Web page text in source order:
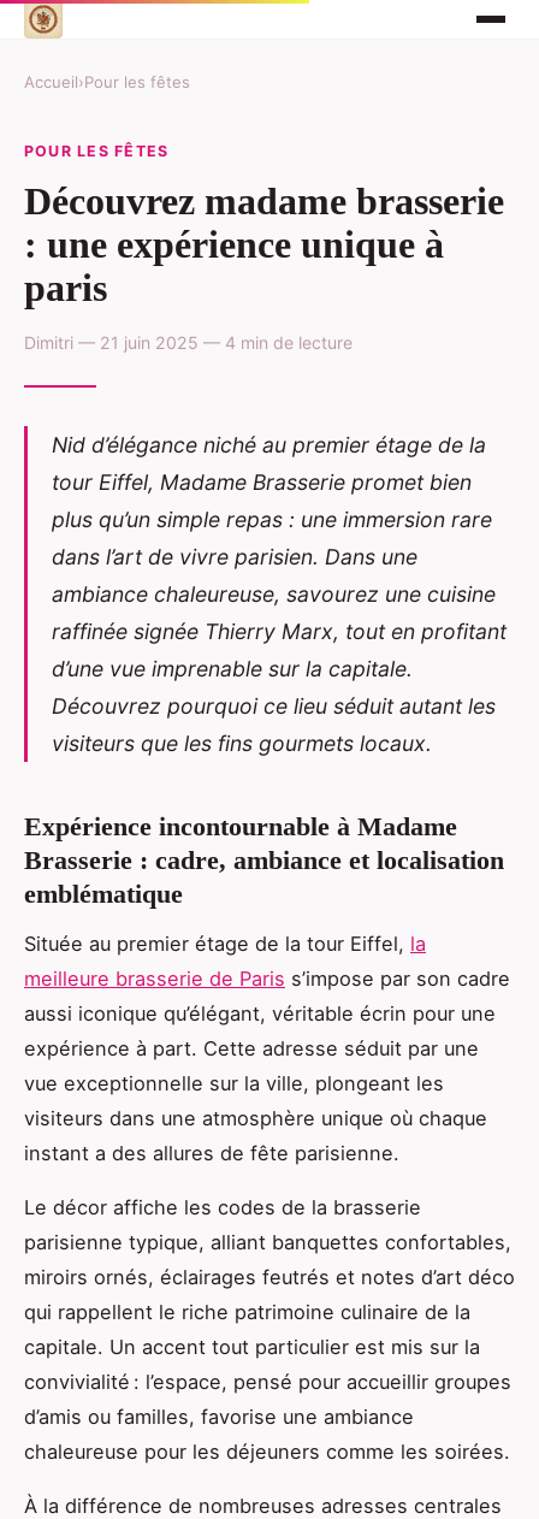
Accueil›Pour les fêtes
POUR LES FÊTES
Découvrez madame brasserie
: une expérience unique à
paris
Dimitri — 21 juin 2025 — 4 min de lecture
Nid d’élégance niché au premier étage de la
tour Eiffel, Madame Brasserie promet bien
plus qu’un simple repas : une immersion rare
dans l’art de vivre parisien. Dans une
ambiance chaleureuse, savourez une cuisine
raffinée signée Thierry Marx, tout en profitant
d’une vue imprenable sur la capitale.
Découvrez pourquoi ce lieu séduit autant les
visiteurs que les fins gourmets locaux.
Expérience incontournable à Madame
Brasserie : cadre, ambiance et localisation
emblématique
Située au premier étage de la tour Eiffel, la
meilleure brasserie de Paris s’impose par son cadre
aussi iconique qu’élégant, véritable écrin pour une
expérience à part. Cette adresse séduit par une
vue exceptionnelle sur la ville, plongeant les
visiteurs dans une atmosphère unique où chaque
instant a des allures de fête parisienne.
Le décor affiche les codes de la brasserie
parisienne typique, alliant banquettes confortables,
miroirs ornés, éclairages feutrés et notes d’art déco
qui rappellent le riche patrimoine culinaire de la
capitale. Un accent tout particulier est mis sur la
convivialité : l’espace, pensé pour accueillir groupes
d’amis ou familles, favorise une ambiance
chaleureuse pour les déjeuners comme les soirées.
À la différence de nombreuses adresses centrales